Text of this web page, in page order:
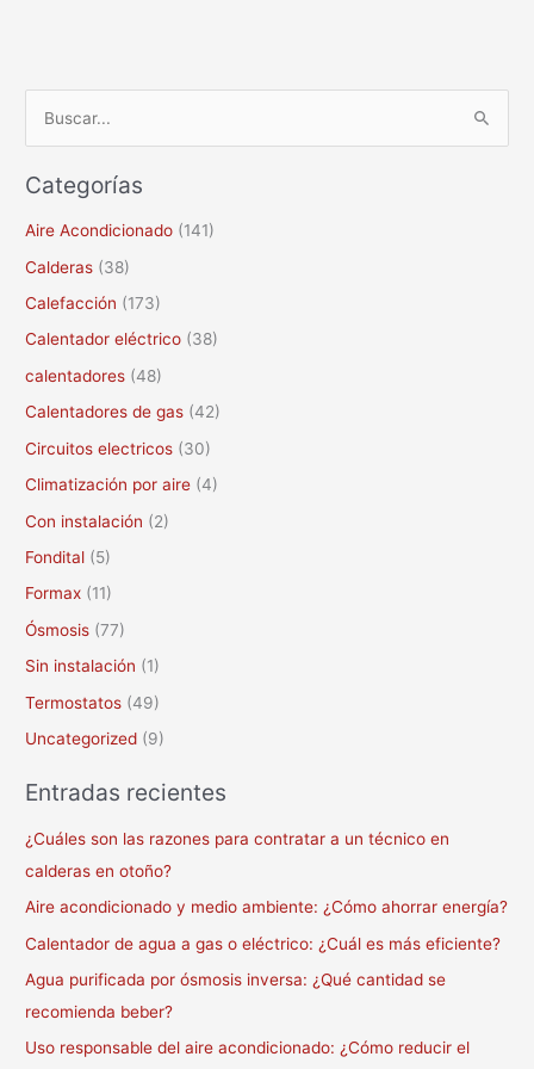
s
c
o
r
:
Categorías
Aire Acondicionado (141)
Calderas (38)
Calefacción (173)
Calentador eléctrico (38)
calentadores (48)
Calentadores de gas (42)
Circuitos electricos (30)
Climatización por aire (4)
Con instalación (2)
Fondital (5)
Formax (11)
Ósmosis (77)
Sin instalación (1)
Termostatos (49)
Uncategorized (9)
Entradas recientes
¿Cuáles son las razones para contratar a un técnico en
calderas en otoño?
Aire acondicionado y medio ambiente: ¿Cómo ahorrar energía?
Calentador de agua a gas o eléctrico: ¿Cuál es más eficiente?
Agua purificada por ósmosis inversa: ¿Qué cantidad se
recomienda beber?
Uso responsable del aire acondicionado: ¿Cómo reducir el